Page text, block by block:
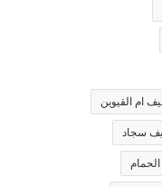
ام القيوين
سجاد